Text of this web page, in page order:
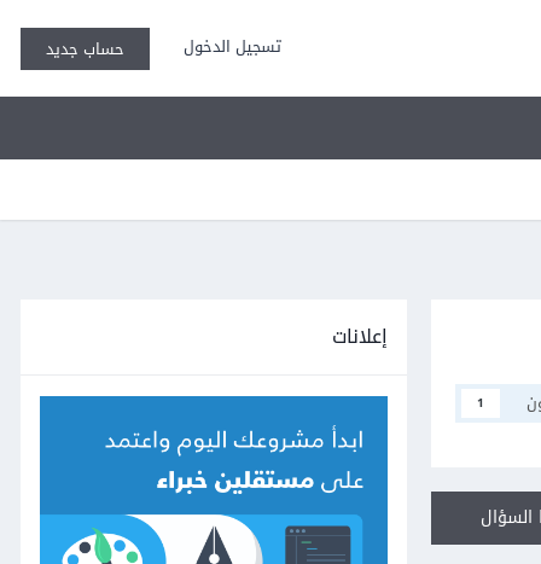
تسجيل الدخول حساب جديد
1
إعلانات